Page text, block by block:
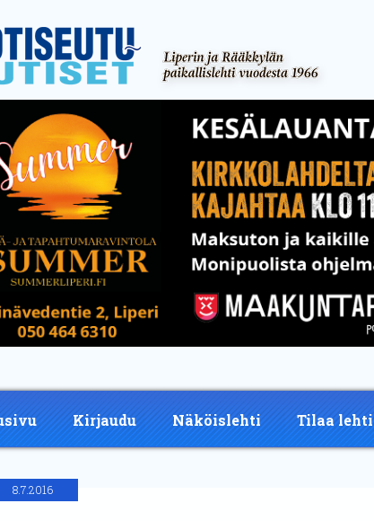
Kirjaudu Näköislehti Tilaa lehti
8.7.2016